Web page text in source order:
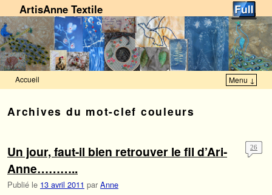
ArtisAnne Textile
Accueil Menu ↓
Archives du mot-clef couleurs
Un jour, faut-il bien retrouver le fil d’Ari-
Anne………..
Publié le 13 avril 2011 par Anne
26